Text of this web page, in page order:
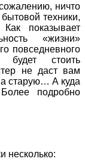
ничто
техники,
показывает
«жизни»
повседневного
будет стоить
не даст вам
старую… А куда
подробно
несколько: